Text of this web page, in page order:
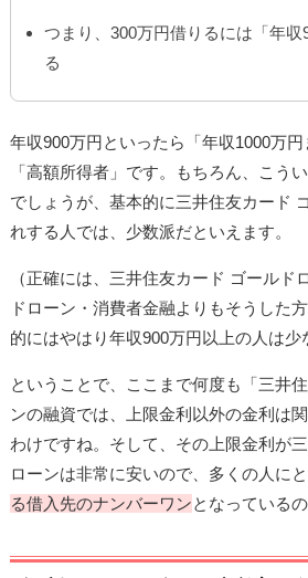
つまり、300万円借りるには「年
る
年収900万円といったら「年収1000万
「高額所得者」です。もちろん、こう
でしょうが、基本的に三井住友カード
れする人では、少数派だといえます。
（正確には、三井住友カード ゴールド
ドローン・消費者金融よりもそうした
的にはやはり年収900万円以上の人は少
ということで、ここまで何度も「三井
ンの融資では、上限金利以外の金利は
わけですね。そして、その上限金利が
ローンは非常に安いので、多くの人に
る借入先のナンバーワンとなっているの